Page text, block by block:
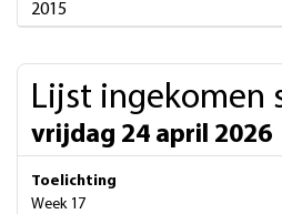
2015
Lijst ingekomen
vrijdag 24 april 2026
Toelichting
Week 17